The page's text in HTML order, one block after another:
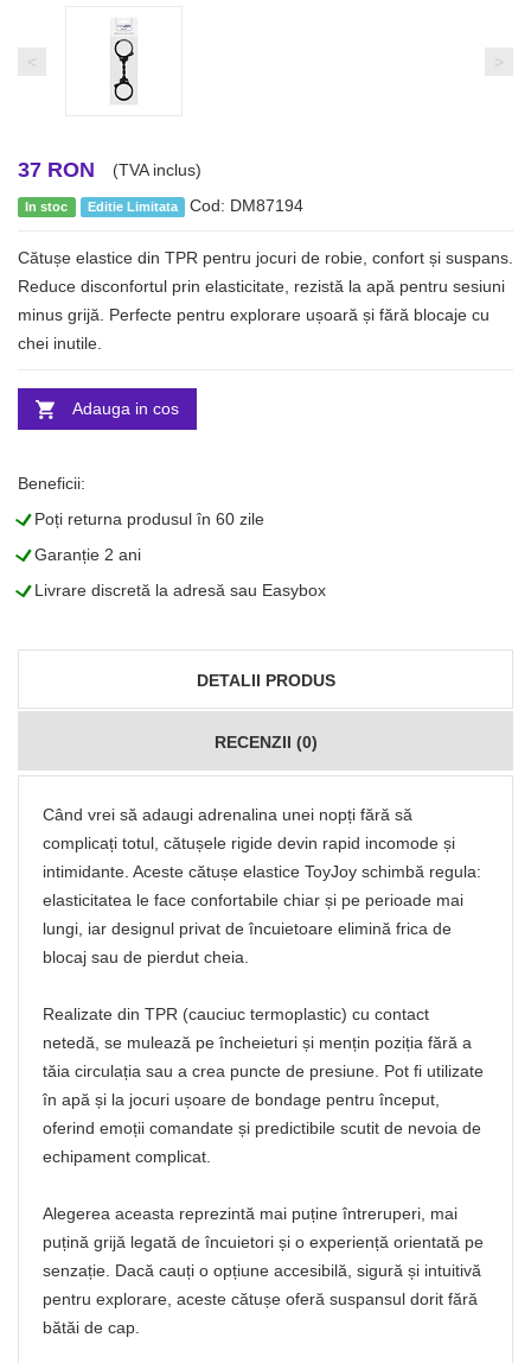
< >
37 RON (TVA inclus)
In stoc Editie Limitata Cod: DM87194
Cătușe elastice din TPR pentru jocuri de robie, confort și suspans.
Reduce disconfortul prin elasticitate, rezistă la apă pentru sesiuni
minus grijă. Perfecte pentru explorare ușoară și fără blocaje cu
chei inutile.
Adauga in cos
Beneficii:
LPoți returna produsul în 60 zile
LGaranție 2 ani
LLivrare discretă la adresă sau Easybox
DETALII PRODUS
RECENZII (0)
Când vrei să adaugi adrenalina unei nopți fără să
complicați totul, cătușele rigide devin rapid incomode și
intimidante. Aceste cătușe elastice ToyJoy schimbă regula:
elasticitatea le face confortabile chiar și pe perioade mai
lungi, iar designul privat de încuietoare elimină frica de
blocaj sau de pierdut cheia.
Realizate din TPR (cauciuc termoplastic) cu contact
netedă, se mulează pe încheieturi și mențin poziția fără a
tăia circulația sau a crea puncte de presiune. Pot fi utilizate
în apă și la jocuri ușoare de bondage pentru început,
oferind emoții comandate și predictibile scutit de nevoia de
echipament complicat.
Alegerea aceasta reprezintă mai puține întreruperi, mai
puțină grijă legată de încuietori și o experiență orientată pe
senzație. Dacă cauți o opțiune accesibilă, sigură și intuitivă
pentru explorare, aceste cătușe oferă suspansul dorit fără
bătăi de cap.